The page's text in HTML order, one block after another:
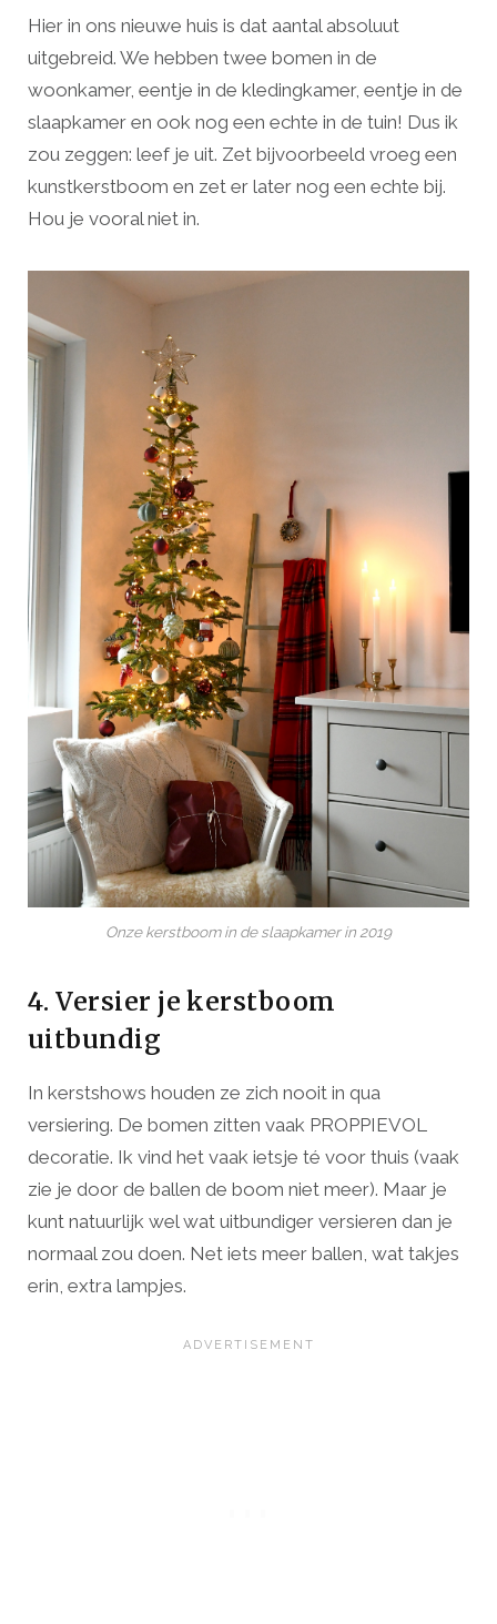
Hier in ons nieuwe huis is dat aantal absoluut
uitgebreid. We hebben twee bomen in de
woonkamer, eentje in de kledingkamer, eentje in de
slaapkamer en ook nog een echte in de tuin! Dus ik
zou zeggen: leef je uit. Zet bijvoorbeeld vroeg een
kunstkerstboom en zet er later nog een echte bij.
Hou je vooral niet in.
Onze kerstboom in de slaapkamer in 2019
4. Versier je kerstboom
uitbundig
In kerstshows houden ze zich nooit in qua
versiering. De bomen zitten vaak PROPPIEVOL
decoratie. Ik vind het vaak ietsje té voor thuis (vaak
zie je door de ballen de boom niet meer). Maar je
kunt natuurlijk wel wat uitbundiger versieren dan je
normaal zou doen. Net iets meer ballen, wat takjes
erin, extra lampjes.